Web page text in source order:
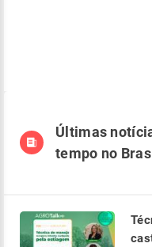
Últimas
tempo no